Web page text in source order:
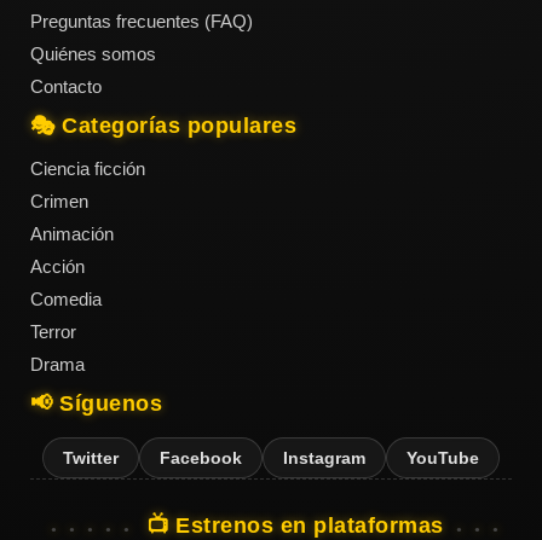
Preguntas frecuentes (FAQ)
Quiénes somos
Contacto
🎭 Categorías populares
Ciencia ficción
Crimen
Animación
Acción
Comedia
Terror
Drama
📢 Síguenos
Twitter Facebook Instagram YouTube
📺 Estrenos en plataformas